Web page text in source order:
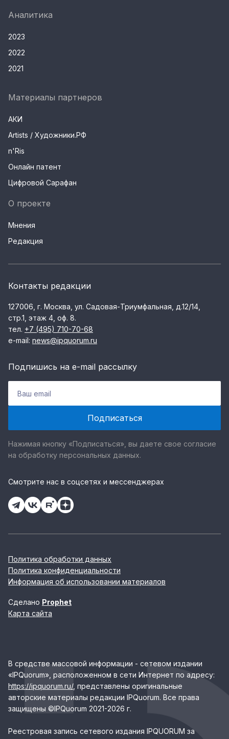
Аналитика
2023
2022
2021
Материалы партнеров
АКИ
Artists / Художники.РФ
n'Ris
Онлайн патент
Цифровой Сарафан
О проекте
Мнения
Редакция
Контакты редакции
127006, г. Москва, ул. Садовая-Триумфальная, д.12/14,
стр.1, этаж 4, оф. 8.
тел. +7 (495) 710-70-68
e-mail: news@ipquorum.ru
Подпишись на e-mail рассылку
Нажимая кнопку «Подписаться», вы даете свое согласие
на обработку персональных данных.
Смотрите нас в соцсетях и мессенджерах
Политика обработки данных
Политика конфиденциальности
Информация об использовании материалов
Сделано Prophet
Карта сайта
В средстве массовой информации - сетевом издании
«IPQuorum», расположенном в сети Интернет по адресу:
https://ipquorum.ru/, представлены оригинальные
авторские материалы редакции IPQuorum. Все права
защищены ©IPQuorum 2021-2026 г.
Реестровая запись сетевого издания IPQUORUM за